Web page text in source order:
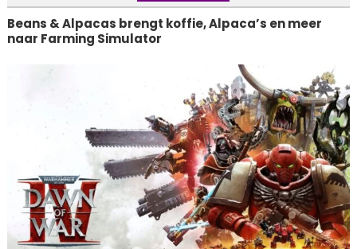
Beans & Alpacas brengt koffie, Alpaca’s en meer
naar Farming Simulator